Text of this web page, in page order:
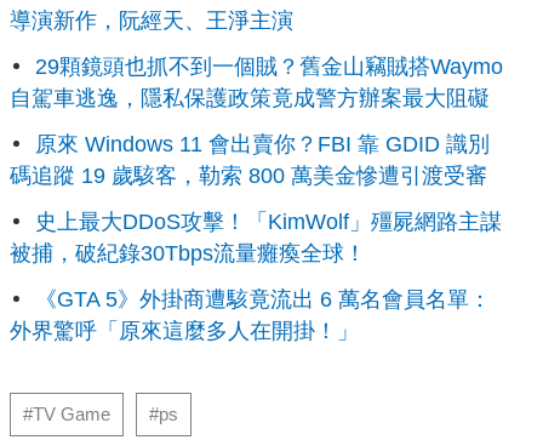
導演新作，阮經天、王淨主演
29顆鏡頭也抓不到一個賊？舊金山竊賊搭Waymo
自駕車逃逸，隱私保護政策竟成警方辦案最大阻礙
原來 Windows 11 會出賣你？FBI 靠 GDID 識別
碼追蹤 19 歲駭客，勒索 800 萬美金慘遭引渡受審
史上最大DDoS攻擊！「KimWolf」殭屍網路主謀
被捕，破紀錄30Tbps流量癱瘓全球！
《GTA 5》外掛商遭駭竟流出 6 萬名會員名單：
外界驚呼「原來這麼多人在開掛！」
#TV Game #ps